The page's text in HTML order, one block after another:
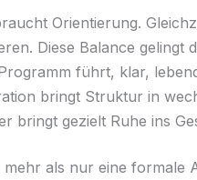
Orientierung.
Diese Balance
führt, klar,
bringt Struktur in
bringt gezielt Ruhe ins
mehr als nur eine formale